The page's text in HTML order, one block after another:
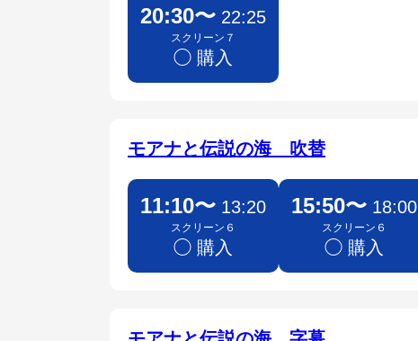
20:30〜 22:25
スクリーン７
◯ 購入
モアナと伝説の海 吹替
11:10〜 13:20
スクリーン６
◯ 購入
15:50〜 18:00
スクリーン６
◯ 購入